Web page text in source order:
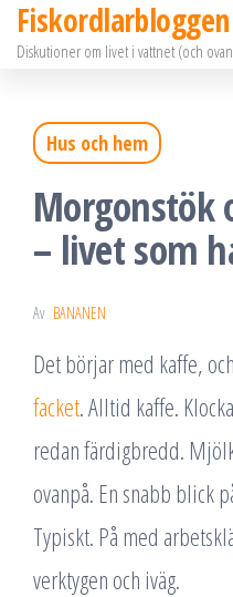
Hoppa
tillDiskutioner om livet i vattnet (och
Hus och hem
Morgonstök
– livet som
Av BANANEN
Det börjar med kaffe,
facket. Alltid kaffe.
redan färdigbredd.
ovanpå. En snabb blick
Typiskt. På med
verktygen och iväg.